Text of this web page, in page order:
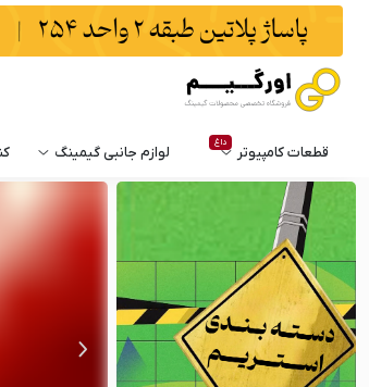
قطعات کامپیوتر
داغ
لوازم جانبی گیمینگ